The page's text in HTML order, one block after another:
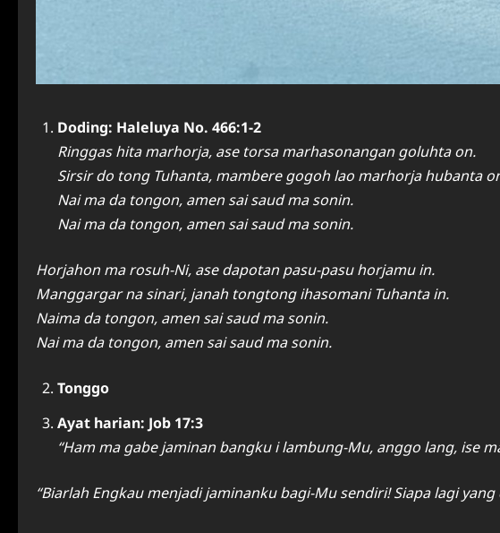
Doding: Haleluya No. 466:1-2
Ringgas hita marhorja, ase torsa marhasonangan goluhta on.
Sirsir do tong Tuhanta, mambere gogoh lao marhorja hubanta
Nai ma da tongon, amen sai saud ma sonin.
Nai ma da tongon, amen sai saud ma sonin.
Horjahon ma rosuh-Ni, ase dapotan pasu-pasu horjamu in.
Manggargar na sinari, janah tongtong ihasomani Tuhanta in.
Naima da tongon, amen sai saud ma sonin.
Nai ma da tongon, amen sai saud ma sonin.
Tonggo
Ayat harian: Job 17:3
“Ham ma gabe jaminan bangku i lambung-Mu, anggo lang, ise
“Biarlah Engkau menjadi jaminanku bagi-Mu sendiri! Siapa lagi